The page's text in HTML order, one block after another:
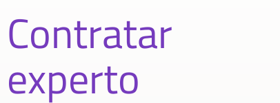
Contratar
experto